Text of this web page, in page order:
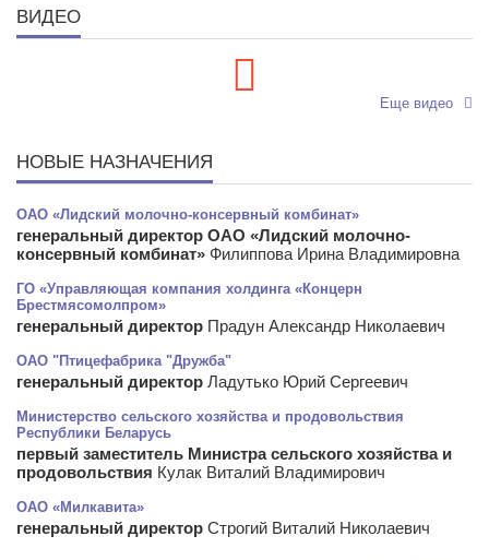
ВИДЕО
Еще видео
НОВЫЕ НАЗНАЧЕНИЯ
ОАО «Лидский молочно-консервный комбинат»
генеральный директор ОАО «Лидский молочно-
консервный комбинат» Филиппова Ирина Владимировна
ГО «Управляющая компания холдинга «Концерн
Брестмясомолпром»
генеральный директор Прадун Александр Николаевич
ОАО "Птицефабрика "Дружба"
генеральный директор Ладутько Юрий Сергеевич
Министерство сельского хозяйства и продовольствия
Республики Беларусь
первый заместитель Министра сельского хозяйства и
продовольствия Кулак Виталий Владимирович
ОАО «Милкавита»
генеральный директор Строгий Виталий Николаевич